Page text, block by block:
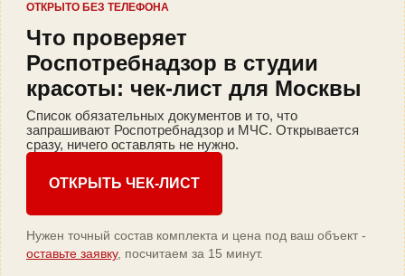
ОТКРЫТО БЕЗ ТЕЛЕФОНА
Что проверяет
Роспотребнадзор в студии
красоты: чек-лист для Москвы
Список обязательных документов и то, что
запрашивают Роспотребнадзор и МЧС. Открывается
сразу, ничего оставлять не нужно.
ОТКРЫТЬ ЧЕК-ЛИСТ
Нужен точный состав комплекта и цена под ваш объект -
оставьте заявку, посчитаем за 15 минут.